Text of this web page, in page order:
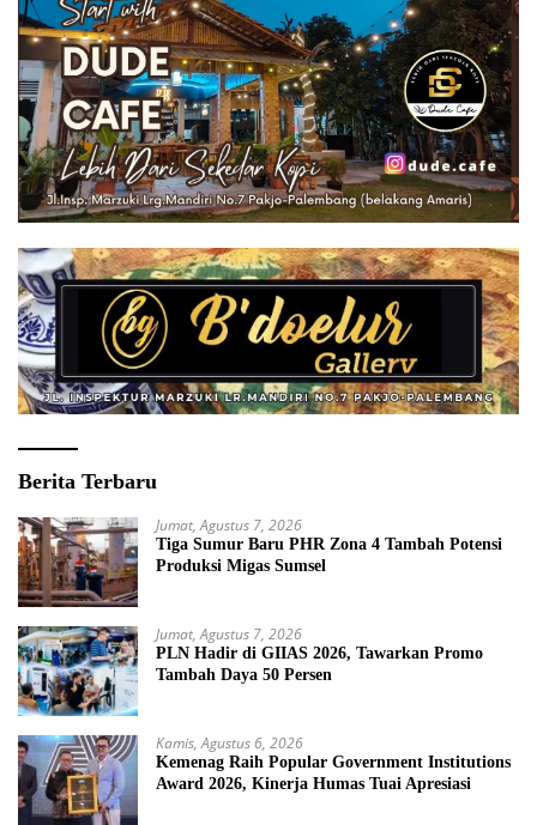
Berita Terbaru
Jumat, Agustus 7, 2026
Tiga Sumur Baru PHR Zona 4 Tambah Potensi
Produksi Migas Sumsel
Jumat, Agustus 7, 2026
PLN Hadir di GIIAS 2026, Tawarkan Promo
Tambah Daya 50 Persen
Kamis, Agustus 6, 2026
Kemenag Raih Popular Government Institutions
Award 2026, Kinerja Humas Tuai Apresiasi